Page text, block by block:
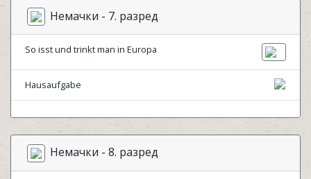
Немачки - 7. разред
So isst und trinkt man in Europa
Hausaufgabe
Немачки - 8. разред